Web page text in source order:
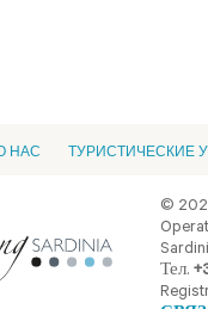
НАС ТУРИСТИЧЕСКИЕ
©
Тел.